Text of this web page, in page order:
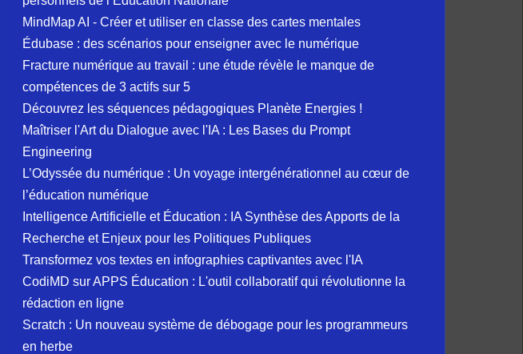
MindMap AI - Créer et utiliser en classe des cartes mentales
Édubase : des scénarios pour enseigner avec le numérique
Fracture numérique au travail : une étude révèle le manque de
compétences de 3 actifs sur 5
Découvrez les séquences pédagogiques Planète Energies !
Maîtriser l'Art du Dialogue avec l'IA : Les Bases du Prompt
Engineering
L’Odyssée du numérique : Un voyage intergénérationnel au cœur de
l’éducation numérique
Intelligence Artificielle et Éducation : IA Synthèse des Apports de la
Recherche et Enjeux pour les Politiques Publiques
Transformez vos textes en infographies captivantes avec l'IA
CodiMD sur APPS Éducation : L'outil collaboratif qui révolutionne la
rédaction en ligne
Scratch : Un nouveau système de débogage pour les programmeurs
en herbe